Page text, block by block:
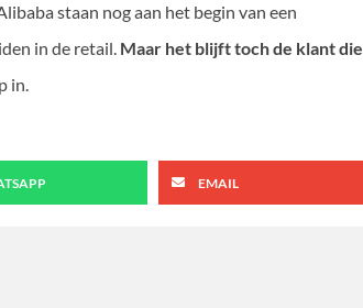
staan nog aan het begin van een
in de retail. Maar het blijft toch de klant die
in.
EMAIL